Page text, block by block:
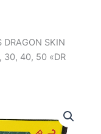
DRAGON SKIN
30, 40, 50 «DR